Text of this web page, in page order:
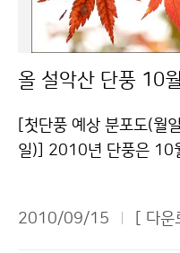
차] [8월 강수량 평년 편
둔 북태평양고기압이 강
입되고, 몽골 부근에 평
에서 기압골의 통로가
영서 북부지방을 중심으
이 강하게 유입된 지리산
올 설악산 단풍 10
[첫단풍 예상 분포도(월
일)] 2010년 단풍은 10
경이 될 것으로 전망된다
2010/09/15 [ 다